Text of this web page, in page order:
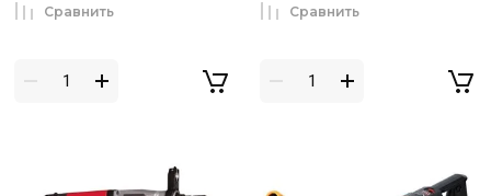
Сравнить Сравнить